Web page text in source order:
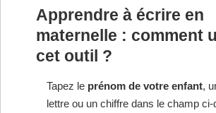
Apprendre à écrire en
maternelle : comment
cet outil ?
Tapez le prénom de votre enfant,
lettre ou un chiffre dans le champ